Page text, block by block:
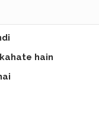
hain